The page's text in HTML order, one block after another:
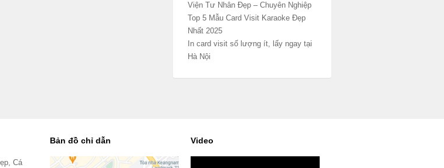
Viện Tư Nhân Đẹp – Chuyên Nghiệp
Top 5 Mẫu Card Visit Karaoke Đẹp
Nhất 2025
In card visit số lượng ít, lấy ngay tại
Hà Nội
Cá
Bản đồ chỉ dẫn Video